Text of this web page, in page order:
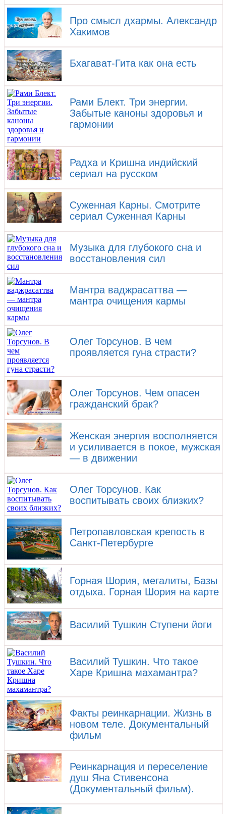
Про смысл дхармы. Александр
Хакимов
Бхагават-Гита как она есть
Рами Блект. Три энергии.
Забытые каноны здоровья и
гармонии
Радха и Кришна индийский
сериал на русском
Суженная Карны. Смотрите
сериал Суженная Карны
Музыка для глубокого сна и
восстановления сил
Мантра ваджрасаттва —
мантра очищения кармы
Олег Торсунов. В чем
проявляется гуна страсти?
Олег Торсунов. Чем опасен
гражданский брак?
Женская энергия восполняется
и усиливается в покое, мужская
— в движении
Олег Торсунов. Как
воспитывать своих близких?
Петропавловская крепость в
Санкт-Петербурге
Горная Шория, мегалиты, Базы
отдыха. Горная Шория на карте
Василий Тушкин Ступени йоги
Василий Тушкин. Что такое
Харе Кришна махамантра?
Факты реинкарнации. Жизнь в
новом теле. Документальный
фильм
Реинкарнация и переселение
душ Яна Стивенсона
(Документальный фильм).